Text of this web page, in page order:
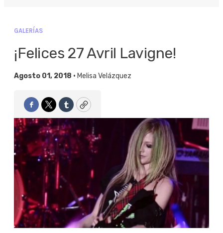
GALERÍAS
¡Felices 27 Avril Lavigne!
Agosto 01, 2018 • Melisa Velázquez
Facebook
TwitterTumblrCopy